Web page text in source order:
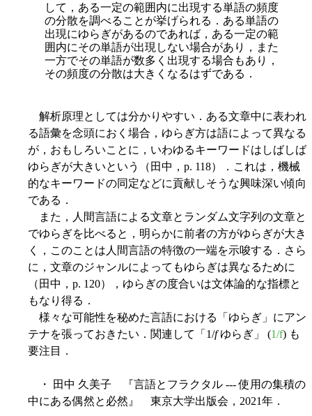
して，ある一定の範囲内に出現する単語の頻度
の分散を調べることが挙げられる．ある単語の
出現にゆらぎがあるのであれば，ある一定の範
囲内にその単語が出現しない場合があり，また
一方でその単語が数多く出現する場合もあり，
その頻度の分散は大きくなるはずである．
解析原理としては分かりやすい．ある文章中に表われ
る語彙を念頭におく場合，ゆらぎ方は語によって異なる
が，おもしろいことに，いわゆるキーワードはしばしば
ゆらぎが大きいという（田中，p. 118）．これは，機械
的なキーワードの同定などに貢献しそうな興味深い傾向
である．
また，人間言語による文章とランダム文字列の文章と
でゆらぎを比べると，明らかに前者の方がゆらぎが大き
く，このことは人間言語の特徴の一端を示唆する．さら
に，文章のジャンルによってもゆらぎは異なるために
（田中，p. 120），ゆらぎの度合いは文体論的な指標と
もなり得る．
様々な可能性を秘めた言語における「ゆらぎ」にアン
テナを張っておきたい．関連して「1/fゆらぎ」 (1/f) も
要注目．
・ 田中 久美子 『言語とフラクタル --- 使用の集積の
中にある偶然と必然』 東京大学出版会，2021年．